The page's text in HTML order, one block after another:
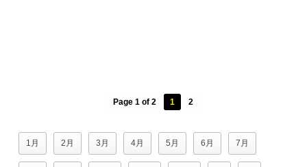
Page 1 of 2 1 2
1月 2月 3月 4月 5月 6月 7月